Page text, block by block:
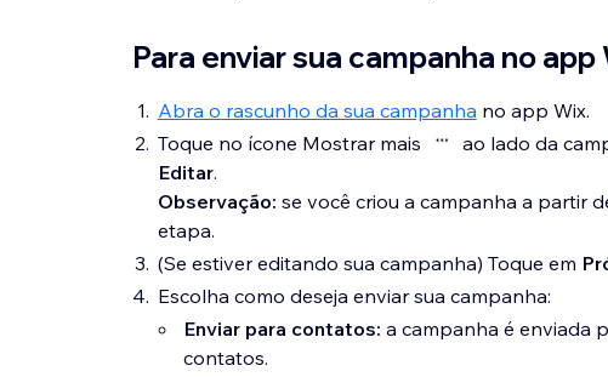
Para enviar sua campanha no app
Abra o rascunho da sua campanha no app Wix.
Toque no ícone Mostrar mais
ao lado da
Editar.
Observação: se você criou a campanha a partir
etapa.
(Se estiver editando sua campanha) Toque em
Escolha como deseja enviar sua campanha:
Enviar para contatos: a campanha é enviada
contatos.